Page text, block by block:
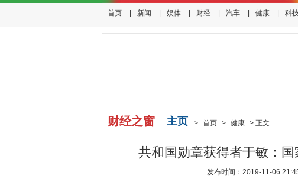
首页 新闻 娱体 财经 汽车 健康 科
财经之窗 主页 > 首页 > 健康 > 正文
共和国勋章获得者于敏：
发布时间：2019-11-06